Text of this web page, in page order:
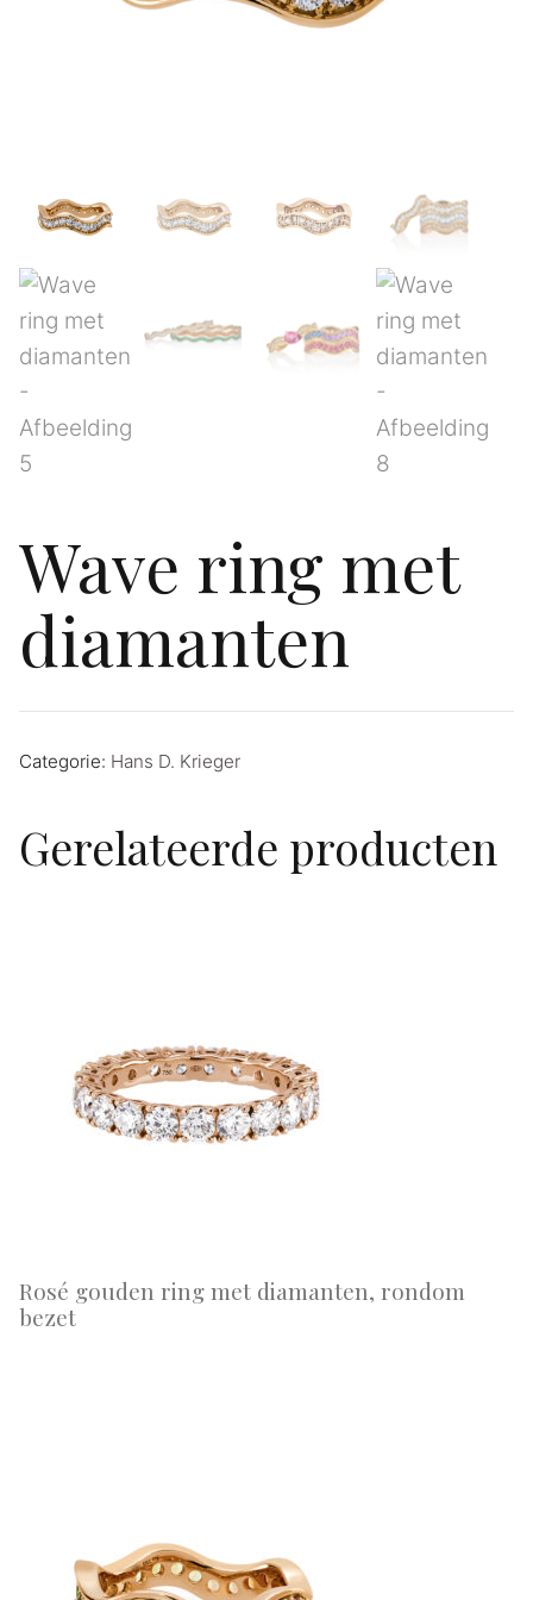
Wave ring met
diamanten
Categorie: Hans D. Krieger
Gerelateerde producten
Rosé gouden ring met diamanten, rondom
bezet